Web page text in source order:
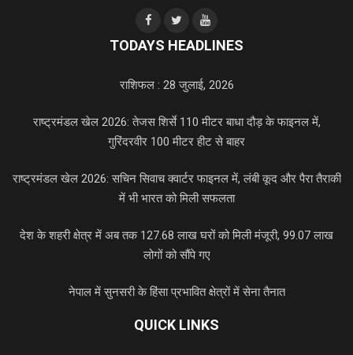
TODAYS HEADLINES
राशिफल : 28 जुलाई, 2026
राष्ट्रमंडल खेल 2026: तेजस शिर्से 110 मीटर बाधा दौड़ के फाइनल में,
गुरिंदरवीर 100 मीटर हीट से बाहर
राष्ट्रमंडल खेल 2026: सचिन सिवाच क्वार्टर फाइनल में, लंबी कूद और पैरा तैराकी
में भी भारत को मिली सफलता
देश के शहरी क्षेत्र में अब तक 127.68 लाख घरों को मिली मंजूरी, 99.07 लाख
लोगों को सौंपे गए
नेपाल में सुनसरी के हिंसा प्रभावित क्षेत्रों में सेना तैनात
QUICK LINKS